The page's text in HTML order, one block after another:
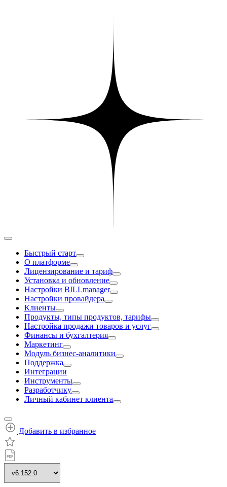
Быстрый старт
О платформе
Лицензирование и тариф
Установка и обновление
Настройки BILLmanager
Настройки провайдера
Клиенты
Продукты, типы продуктов, тарифы
Настройка продажи товаров и услуг
Финансы и бухгалтерия
Маркетинг
Модуль бизнес-аналитики
Поддержка
Интеграции
Инструменты
Разработчику
Личный кабинет клиента
Добавить в избранное